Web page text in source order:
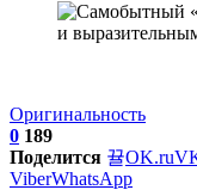
Оригинальность
0 189
Поделится
OK.ru
ViberWhatsApp